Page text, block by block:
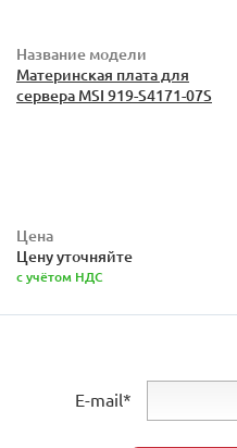
Название модели
Материнская плата для
сервера MSI 919-S4171-07S
Цена
Цену уточняйте
с учётом НДС
E-mail*